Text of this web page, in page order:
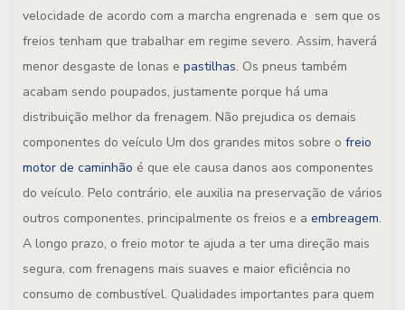
velocidade de acordo com a marcha engrenada e sem que os
freios tenham que trabalhar em regime severo. Assim, haverá
menor desgaste de lonas e pastilhas. Os pneus também
acabam sendo poupados, justamente porque há uma
distribuição melhor da frenagem. Não prejudica os demais
componentes do veículo Um dos grandes mitos sobre o freio
motor de caminhão é que ele causa danos aos componentes
do veículo. Pelo contrário, ele auxilia na preservação de vários
outros componentes, principalmente os freios e a embreagem.
A longo prazo, o freio motor te ajuda a ter uma direção mais
segura, com frenagens mais suaves e maior eficiência no
consumo de combustível. Qualidades importantes para quem